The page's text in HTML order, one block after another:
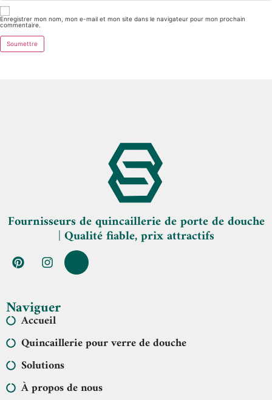
Enregistrer mon nom, mon e-mail et mon site dans le navigateur pour mon prochain
commentaire.
Fournisseurs de quincaillerie de porte de douche
| Qualité fiable, prix attractifs
Naviguer
Accueil
Quincaillerie pour verre de douche
Solutions
À propos de nous